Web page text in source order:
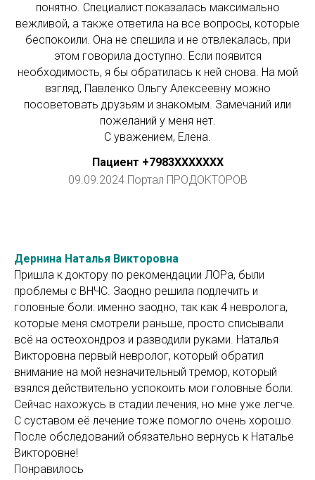
понятно. Специалист показалась максимально
вежливой, а также ответила на все вопросы, которые
беспокоили. Она не спешила и не отвлекалась, при
этом говорила доступно. Если появится
необходимость, я бы обратилась к ней снова. На мой
взгляд, Павленко Ольгу Алексеевну можно
посоветовать друзьям и знакомым. Замечаний или
пожеланий у меня нет.
С уважением, Елена.
Пациент +7983ХХХХХХХ
09.09.2024 Портал ПРОДОКТОРОВ
Дернина Наталья Викторовна
Пришла к доктору по рекомендации ЛОРа, были
проблемы с ВНЧС. Заодно решила подлечить и
головные боли: именно заодно, так как 4 невролога,
которые меня смотрели раньше, просто списывали
всё на остеохондроз и разводили руками. Наталья
Викторовна первый невролог, который обратил
внимание на мой незначительный тремор, который
взялся действительно успокоить мои головные боли.
Сейчас нахожусь в стадии лечения, но мне уже легче.
С суставом её лечение тоже помогло очень хорошо.
После обследований обязательно вернусь к Наталье
Викторовне!
Понравилось